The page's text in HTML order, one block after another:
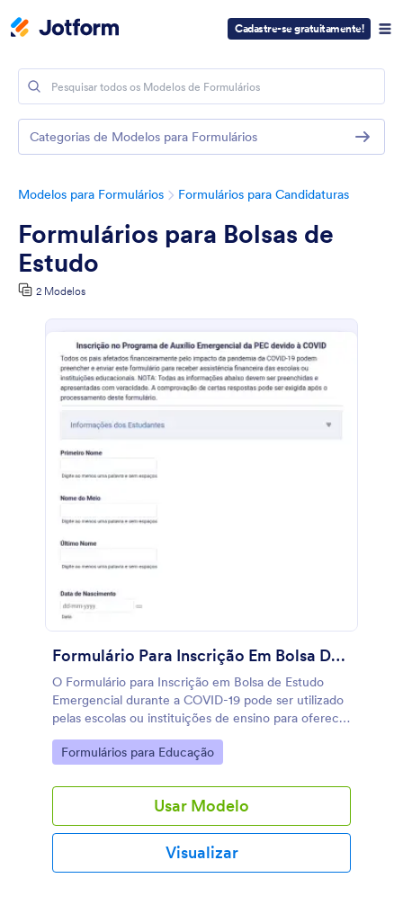
Cadastre-se gratuitamente!
Modelos para Formulários Formulários para Candidaturas
Formulários para Bolsas de
Estudo
2 Modelos
Formulário Para Inscrição Em Bolsa De Estudo Emergencial Durante A COVID 19
O Formulário para Inscrição em Bolsa de Estudo
Emergencial durante a COVID-19 pode ser utilizado
pelas escolas ou instituições de ensino para oferecer
apoio as famílias que correm risco de não poder
manter a educação dos seus filhos devido aos
o Formulário para Inscrição em Bolsa de Estudos
Emergencial durante a COVID-19, você, como
administrador da instituição de ensino vai poder
compreender a situação financeira dos pais ao
receber informações da renda da casa, documentos
Go to Category:
Formulários para Educação
Usar Modelo
Visualizar
Categorias de Modelos para Formulários